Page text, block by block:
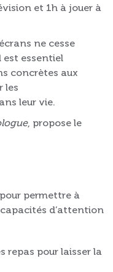
et 1h à jouer à
ne cesse
est essentiel
concrètes aux
les
leur vie.
, propose le
permettre à
d’attention
repas pour laisser la